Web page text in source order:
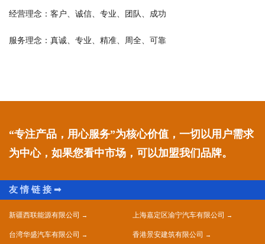
经营理念：客户、诚信、专业、团队、成功
服务理念：真诚、专业、精准、周全、可靠
“专注产品，用心服务”为核心价值，一切以用户需求
为中心，如果您看中市场，可以加盟我们品牌。
新疆西联能源有限公司 上海嘉定区渝宁汽车有限公司
台湾华盛汽车有限公司 香港景安建筑有限公司